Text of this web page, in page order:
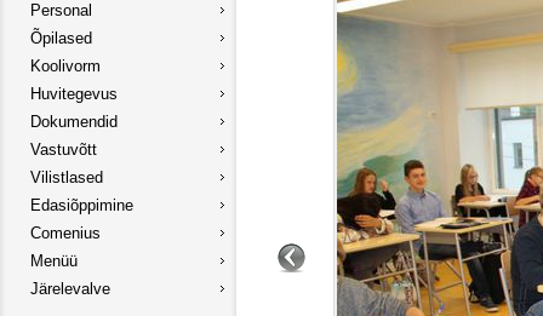
Personal
Õpilased
Koolivorm
Huvitegevus
Dokumendid
Vastuvõtt
Vilistlased
Edasiõppimine
Comenius
Menüü
Järelevalve